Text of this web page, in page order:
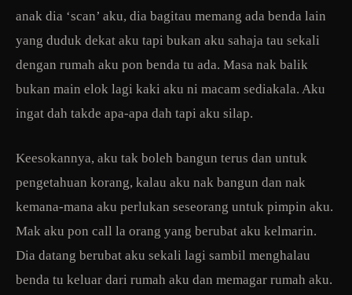
anak dia ‘scan’ aku, dia bagitau memang ada benda lain
yang duduk dekat aku tapi bukan aku sahaja tau sekali
dengan rumah aku pon benda tu ada. Masa nak balik
bukan main elok lagi kaki aku ni macam sediakala. Aku
ingat dah takde apa-apa dah tapi aku silap.
Keesokannya, aku tak boleh bangun terus dan untuk
pengetahuan korang, kalau aku nak bangun dan nak
kemana-mana aku perlukan seseorang untuk pimpin aku.
Mak aku pon call la orang yang berubat aku kelmarin.
Dia datang berubat aku sekali lagi sambil menghalau
benda tu keluar dari rumah aku dan memagar rumah aku.